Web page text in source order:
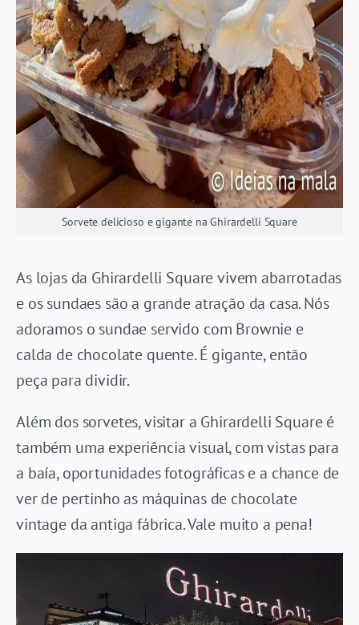
Sorvete delicioso e gigante na Ghirardelli Square
As lojas da Ghirardelli Square vivem abarrotadas
e os sundaes são a grande atração da casa. Nós
adoramos o sundae servido com Brownie e
calda de chocolate quente. É gigante, então
peça para dividir.
Além dos sorvetes, visitar a Ghirardelli Square é
também uma experiência visual, com vistas para
a baía, oportunidades fotográficas e a chance de
ver de pertinho as máquinas de chocolate
vintage da antiga fábrica. Vale muito a pena!